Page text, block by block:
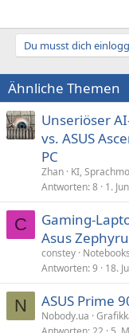
Du musst dich
Ähnliche Themen
Unseriöser
vs. ASUS
PC
Zhan KI,
Antworten 8 1.
C
Gaming-
Asus
constey
Antworten 9 18.
N ASUS Prime
Nobody.ua